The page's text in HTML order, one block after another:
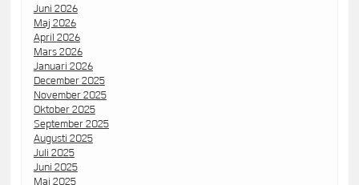
Juni 2026
Maj 2026
April 2026
Mars 2026
Januari 2026
December 2025
November 2025
Oktober 2025
September 2025
Augusti 2025
Juli 2025
Juni 2025
Maj 2025